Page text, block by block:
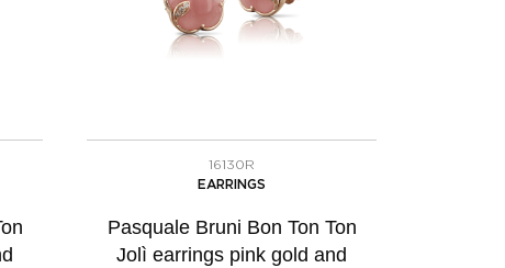
16130R
EARRINGS
Pasquale Bruni Bon Ton Ton
Jolì earrings pink gold and